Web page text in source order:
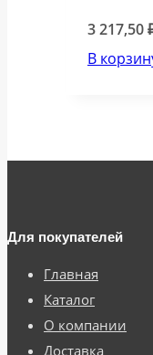
3 217,50
В
Для покупателей
Главная
Каталог
О компании
Доставка